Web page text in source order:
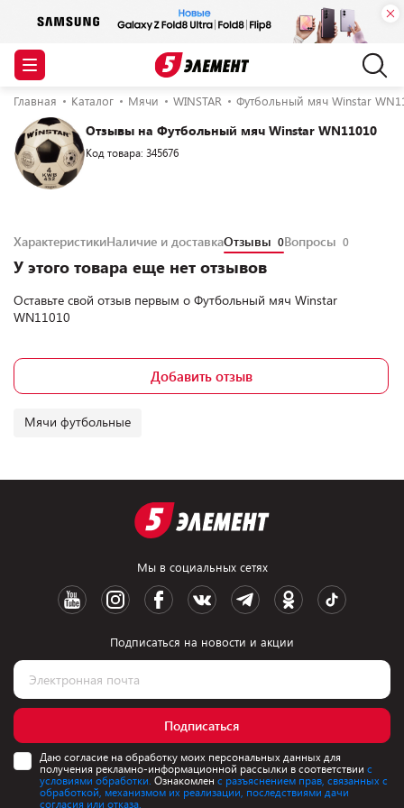
Главная Каталог Мячи WINSTAR Футбольный мяч Winstar
Отзывы на Футбольный мяч Winstar WN11010
Код товара: 345676
ХарактеристикиНаличие и доставкаОтзывы 0Вопросы 0
У этого товара еще нет отзывов
Оставьте свой отзыв первым о Футбольный мяч Winstar
WN11010
Добавить отзыв
Мячи футбольные
Мы в социальных сетях
Подписаться на новости и акции
Подписаться
Даю согласие на обработку моих персональных данных для
получения рекламно-информационной рассылки в соответствии с
условиями обработки. Ознакомлен с разъяснением прав, связанных с
обработкой, механизмом их реализации, последствиями дачи
согласия или отказа.